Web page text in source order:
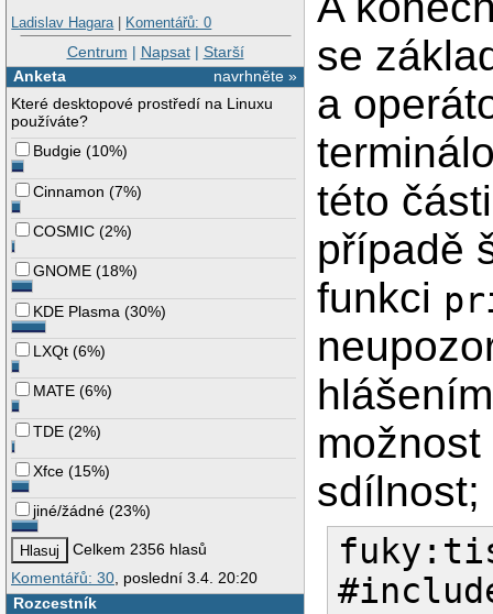
Ladislav Hagara| Komentářů: 0
Centrum | Napsat| Starší
navrhněte »
Anketa
Které desktopové prostředí na Linuxu
používáte?
Budgie (10%)
Cinnamon (7%)
COSMIC (2%)
GNOME (18%)
KDE Plasma (30%)
LXQt (6%)
MATE (6%)
TDE (2%)
Xfce (15%)
jiné/žádné (23%)
Celkem 2356 hlasů
Komentářů: 30 , poslední 3.4. 20:20
Rozcestník
se
a
této
případě
funkci